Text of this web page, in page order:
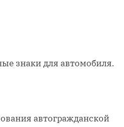
знаки для автомобиля.
автогражданской